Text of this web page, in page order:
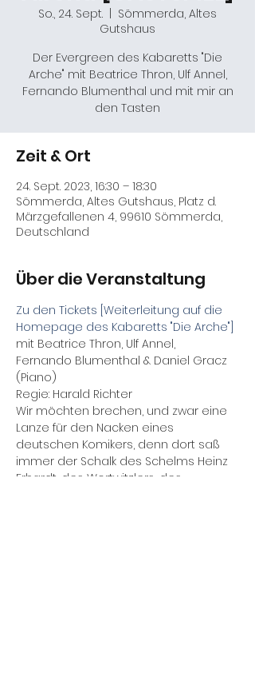
So., 24. Sept.
Sömmerda, Altes
Gutshaus
Der Evergreen des Kabaretts "Die
Arche" mit Beatrice Thron, Ulf Annel,
Fernando Blumenthal und mit mir an
den Tasten
Zeit & Ort
24. Sept. 2023, 16:30 – 18:30
Sömmerda, Altes Gutshaus, Platz d.
Märzgefallenen 4, 99610 Sömmerda,
Deutschland
Über die Veranstaltung
Zu den Tickets [Weiterleitung auf die
Homepage des Kabaretts "Die Arche"]
mit Beatrice Thron, Ulf Annel,
Fernando Blumenthal & Daniel Gracz
(Piano)
Regie: Harald Richter
Wir möchten brechen, und zwar eine
Lanze für den Nacken eines
deutschen Komikers, denn dort saß
immer der Schalk des Schelms Heinz
Erhardt, des Wortwitzlers, des